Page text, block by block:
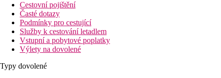
Cestovní pojištění
Časté dotazy
Podmínky pro cestující
Služby k cestování letadlem
Vstupní a pobytové poplatky
Výlety na dovolené
Typy dovolené